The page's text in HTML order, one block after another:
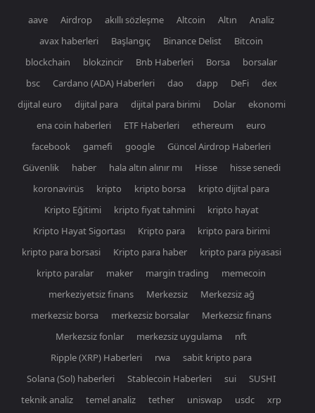
aave Airdrop akıllı sözleşme Altcoin Altın
Analiz
avax haberleri
Başlangıç Binance Delist
Bitcoin
blockchain
blokzincir Bnb Haberleri Borsa
borsalar
bsc
Cardano (ADA) Haberleri dao dapp DeFi
dex
dijital euro
dijital para dijital para birimi Dolar
ekonomi
ena coin haberleri
ETF Haberleri ethereum
euro
facebook
gamefi google
Güncel Airdrop Haberleri
Güvenlik
haber hala altın alınır mı Hisse
hisse senedi
koronavirüs
kripto kripto borsa
kripto dijital para
Kripto Eğitimi
kripto fiyat tahmini
kripto hayat
Kripto Hayat Sigortası
Kripto para
kripto para birimi
kripto para borsasi
Kripto para haber
kripto para piyasasi
kripto paralar
maker margin trading
memecoin
merkeziyetsiz finans
Merkezsiz
Merkezsiz ağ
merkezsiz borsa
merkezsiz borsalar
Merkezsiz finans
Merkezsiz fonlar
merkezsiz uygulama
nft
Ripple (XRP) Haberleri
rwa
sabit kripto para
Solana (Sol) haberleri
Stablecoin Haberleri sui
SUSHI
teknik analiz
temel analiz tether uniswap usdc xrp